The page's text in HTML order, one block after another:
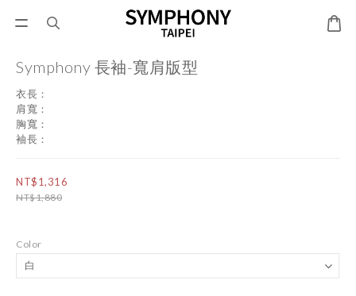
Symphony 長袖-寬肩版型
衣長：
肩寬：
胸寬：
袖長：
NT$1,316
NT$1,880
Color